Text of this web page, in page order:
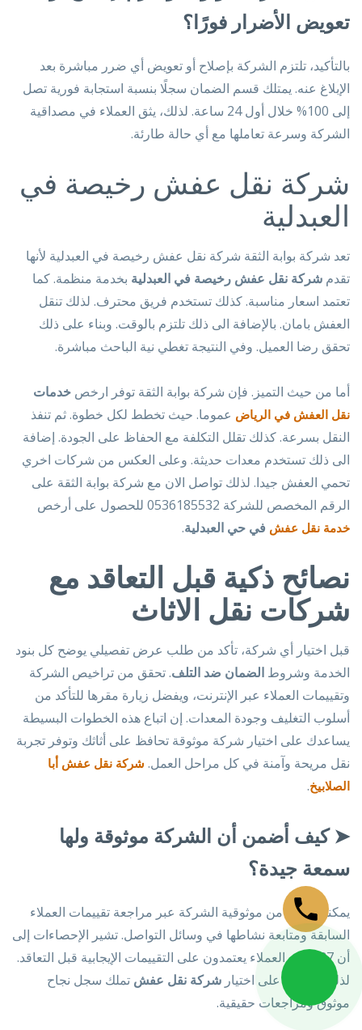
تعويض الأضرار فورًا؟
بالتأكيد، تلتزم الشركة بإصلاح أو تعويض أي ضرر مباشرة بعد
الإبلاغ عنه. يمتلك قسم الضمان سجلًا بنسبة استجابة فورية تصل
إلى 100% خلال أول 24 ساعة. لذلك، يثق العملاء في مصداقية
الشركة وسرعة تعاملها مع أي حالة طارئة.
شركة نقل عفش رخيصة في
العبدلية
تعد شركة بوابة الثقة شركة نقل عفش رخيصة في العبدلية لأنها
تقدم شركة نقل عفش رخيصة في العبدلية بخدمة منظمة. كما
تعتمد اسعار مناسبة. كذلك تستخدم فريق محترف. لذلك تنقل
العفش بامان. بالإضافة الى ذلك تلتزم بالوقت. وبناء على ذلك
تحقق رضا العميل. وفي النتيجة تغطي نية الباحث مباشرة.
أما من حيث التميز. فإن شركة بوابة الثقة توفر ارخص خدمات
نقل العفش في الرياض عموما. حيث تخطط لكل خطوة. ثم تنفذ
النقل بسرعة. كذلك تقلل التكلفة مع الحفاظ على الجودة. إضافة
الى ذلك تستخدم معدات حديثة. وعلى العكس من شركات اخري
تحمي العفش جيدا. لذلك تواصل الان مع شركة بوابة الثقة على
الرقم المخصص للشركة 0536185532 للحصول على أرخص
خدمة نقل عفش في حي العبدلية.
نصائح ذكية قبل التعاقد مع
شركات نقل الاثاث
قبل اختيار أي شركة، تأكد من طلب عرض تفصيلي يوضح كل بنود
الخدمة وشروط الضمان ضد التلف. تحقق من تراخيص الشركة
وتقييمات العملاء عبر الإنترنت، ويفضل زيارة مقرها للتأكد من
أسلوب التغليف وجودة المعدات. إن اتباع هذه الخطوات البسيطة
يساعدك على اختيار شركة موثوقة تحافظ على أثاثك وتوفر تجربة
نقل مريحة وآمنة في كل مراحل العمل. شركة نقل عفش أبا
الصلابيخ.
➤كيف أضمن أن الشركة موثوقة ولها
سمعة جيدة؟
يمكنك التأكد من موثوقية الشركة عبر مراجعة تقييمات العملاء
السابقة ومتابعة نشاطها في وسائل التواصل. تشير الإحصاءات إلى
أن 87% من العملاء يعتمدون على التقييمات الإيجابية قبل التعاقد.
لذلك، احرص على اختيار شركة نقل عفش تملك سجل نجاح
موثوق ومراجعات حقيقية.